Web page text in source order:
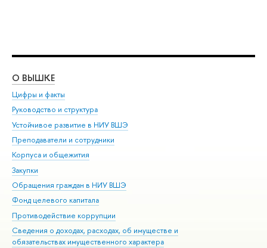
О ВЫШКЕ
Цифры и факты
Руководство и структура
Устойчивое развитие в НИУ ВШЭ
Преподаватели и сотрудники
Корпуса и общежития
Закупки
Обращения граждан в НИУ ВШЭ
Фонд целевого капитала
Противодействие коррупции
Сведения о доходах, расходах, об имуществе и
обязательствах имущественного характера